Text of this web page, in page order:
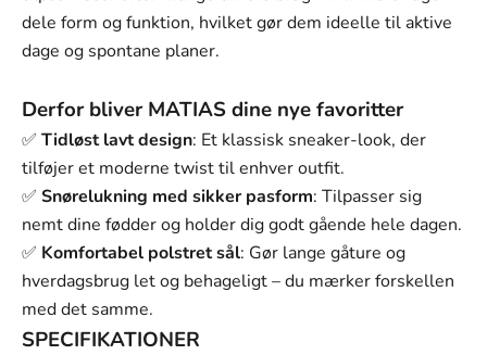
dele form og funktion, hvilket gør dem ideelle til aktive
dage og spontane planer.
Derfor bliver MATIAS dine nye favoritter
✅ Tidløst lavt design: Et klassisk sneaker-look, der
tilføjer et moderne twist til enhver outfit.
✅ Snørelukning med sikker pasform: Tilpasser sig
nemt dine fødder og holder dig godt gående hele dagen.
✅ Komfortabel polstret sål: Gør lange gåture og
hverdagsbrug let og behageligt – du mærker forskellen
med det samme.
SPECIFIKATIONER